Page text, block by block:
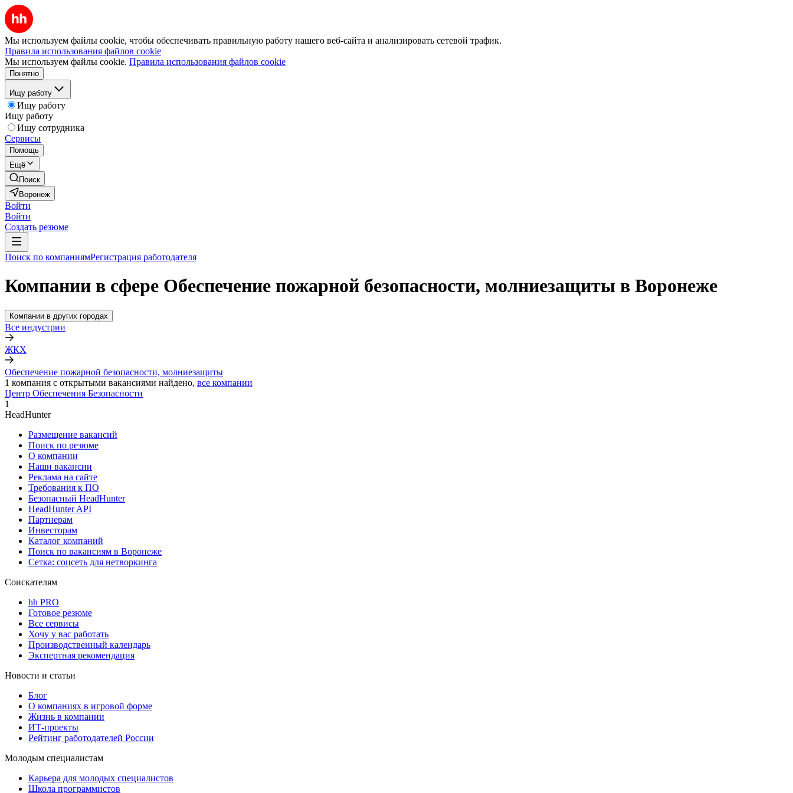
Мы используем файлы cookie, чтобы обеспечивать правильную работу нашего веб-сайта и анализировать сетевой трафик.
Правила использования файлов cookie
Мы используем файлы cookie. Правила использования файлов cookie
Понятно
Ищу работу
Ищу работу
Ищу работу
Ищу сотрудника
Сервисы
Помощь
Ещё
Поиск
Воронеж
Войти
Войти
Создать резюме
Поиск по компаниямРегистрация работодателя
Компании в сфере Обеспечение пожарной безопасности, молниезащиты в Воронеже
Компании в других городах
Все индустрии
ЖКХ
Обеспечение пожарной безопасности, молниезащиты
1 компания с открытыми вакансиями найдено, все компании
Центр Обеспечения Безопасности
1
HeadHunter
Размещение вакансий
Поиск по резюме
О компании
Наши вакансии
Реклама на сайте
Требования к ПО
Безопасный HeadHunter
HeadHunter API
Партнерам
Инвесторам
Каталог компаний
Поиск по вакансиям в Воронеже
Сетка: соцсеть для нетворкинга
Соискателям
hh PRO
Готовое резюме
Все сервисы
Хочу у вас работать
Производственный календарь
Экспертная рекомендация
Новости и статьи
Блог
О компаниях в игровой форме
Жизнь в компании
ИТ-проекты
Рейтинг работодателей России
Молодым специалистам
Карьера для молодых специалистов
Школа программистов